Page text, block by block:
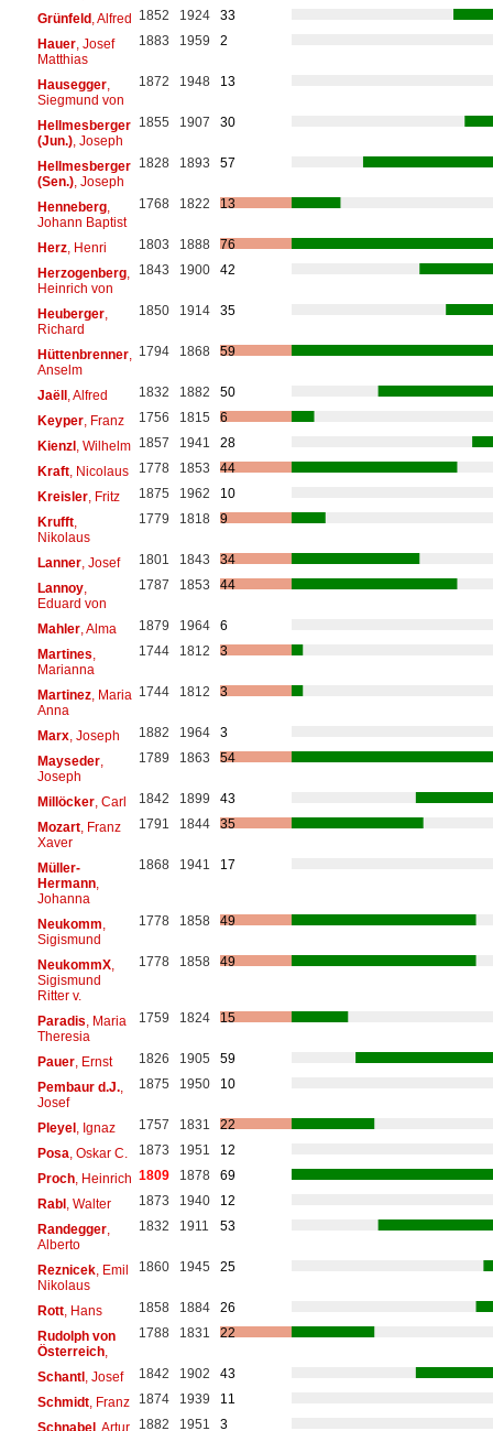
Grünfeld, Alfred 1852 1924
33
Hauer, Josef
Matthias
1883 1959 2
Hausegger,
Siegmund von
1872 1948 13
Hellmesberger
(Jun.), Joseph
1855 1907 30
Hellmesberger
(Sen.), Joseph
1828 1893 57
Henneberg,
Johann Baptist
1768 1822 13
Herz, Henri 1803 1888
76
Herzogenberg,
Heinrich von
1843 1900 42
Heuberger,
Richard
1850 1914 35
Hüttenbrenner,
Anselm
1794 1868 59
Jaëll, Alfred 1832 1882
50
Keyper, Franz 1756 1815
6
Kienzl, Wilhelm 1857 1941
28
Kraft, Nicolaus 1778 1853
44
Kreisler, Fritz 1875 1962
10
Krufft,
Nikolaus
1779 1818 9
Lanner, Josef 1801 1843
34
Lannoy,
Eduard von
1787 1853 44
Mahler, Alma 1879 1964
6
Martines
Marianna
1744 1812 3
Martinez, Maria
Anna
1744 1812 3
Marx, Joseph 1882 1964
3
Mayseder,
Joseph
1789 1863 54
Millöcker, Carl 1842 1899
43
Mozart, Franz
Xaver
1791 1844 35
Müller-
Hermann,
Johanna
1868 1941 17
Neukomm
Sigismund
1778 1858 49
NeukommX,
Sigismund
Ritter v.
1778 1858 49
Paradis , Maria
Theresia
1759 1824 15
Pauer, Ernst 1826 1905
59
Pembaur d.J.,
Josef
1875 1950 10
Pleyel, Ignaz 1757 1831
22
Posa , Oskar C. 1873 1951
12
Proch, Heinrich 1809 1878
69
Rabl, Walter 1873 1940
12
Randegger,
Alberto
1832 1911 53
Reznicek, Emil
Nikolaus
1860 1945 25
Rott, Hans 1858 1884
26
Rudolph von
Österreich,
1788 1831 22
Schantl, Josef 1842 1902
43
Schmidt, Franz 1874 1939
11
Schnabel, Artur 1882 1951 3